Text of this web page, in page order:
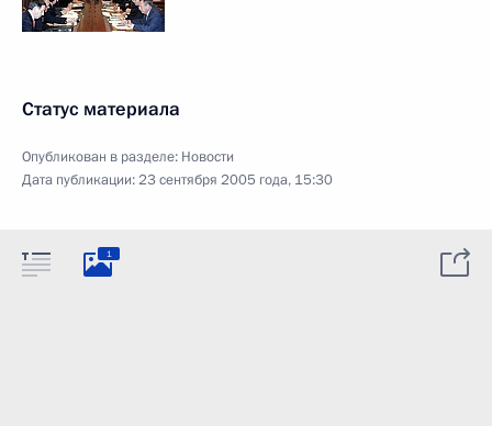
Статус материала
Опубликован в разделе: Новости
Дата публикации:23 сентября 2005 года, 15:30
1